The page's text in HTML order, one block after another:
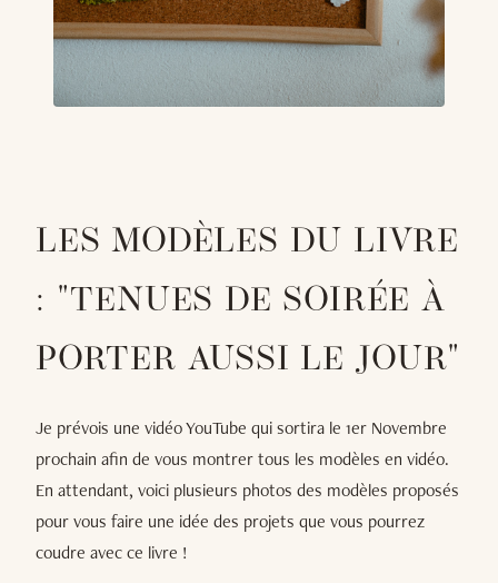
LES MODÈLES DU LIVRE
: "TENUES DE SOIRÉE À
PORTER AUSSI LE JOUR"
Je prévois une vidéo YouTube qui sortira le 1er Novembre
prochain afin de vous montrer tous les modèles en vidéo.
En attendant, voici plusieurs photos des modèles proposés
pour vous faire une idée des projets que vous pourrez
coudre avec ce livre !